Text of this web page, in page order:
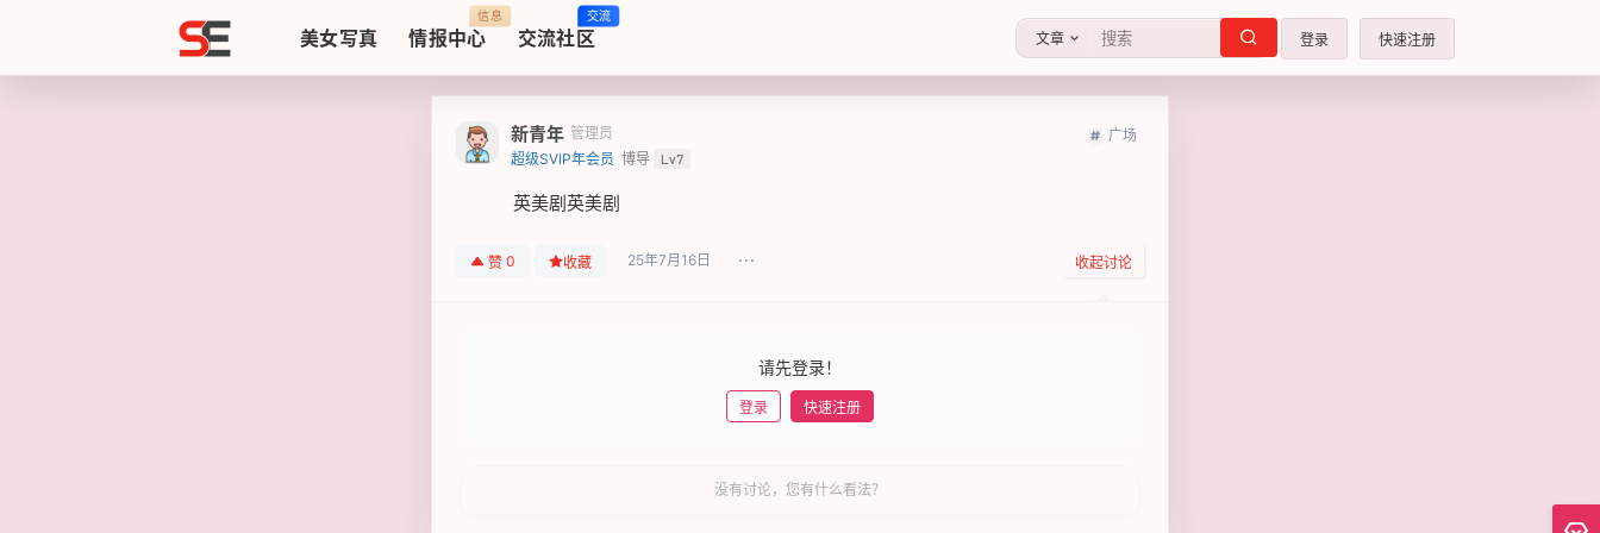
Sezzz
美女写真 情报中心
信息
交流社区
交流
文章 登录 快速注册
新青年 管理员
超级SVIP年会员 博导 Lv7
广场
英美剧英美剧
赞 0 收藏 25年7月16日 收起讨论
请先登录！
登录 快速注册
没有讨论，您有什么看法？